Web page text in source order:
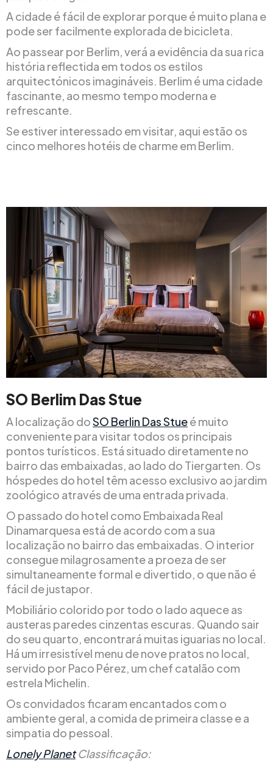
A cidade é fácil de explorar porque é muito plana e
pode ser facilmente explorada de bicicleta.
Ao passear por Berlim, verá a evidência da sua rica
história reflectida em todos os estilos
arquitectónicos imagináveis. Berlim é uma cidade
fascinante, ao mesmo tempo moderna e
refrescante.
Se estiver interessado em visitar, aqui estão os
cinco melhores hotéis de charme em Berlim.
SO Berlim Das Stue
A localização doSO Berlin Das Stueé muito
conveniente para visitar todos os principais
pontos turísticos. Está situado diretamente no
bairro das embaixadas, ao lado do Tiergarten. Os
hóspedes do hotel têm acesso exclusivo ao jardim
zoológico através de uma entrada privada.
O passado do hotel como Embaixada Real
Dinamarquesa está de acordo com a sua
localização no bairro das embaixadas. O interior
consegue milagrosamente a proeza de ser
simultaneamente formal e divertido, o que não é
fácil de justapor.
Mobiliário colorido por todo o lado aquece as
austeras paredes cinzentas escuras. Quando sair
do seu quarto, encontrará muitas iguarias no local.
Há um irresistível menu de nove pratos no local,
servido por Paco Pérez, um chef catalão com
estrela Michelin.
Os convidados ficaram encantados com o
ambiente geral, a comida de primeira classe e a
simpatia do pessoal.
Lonely PlanetClassificação: